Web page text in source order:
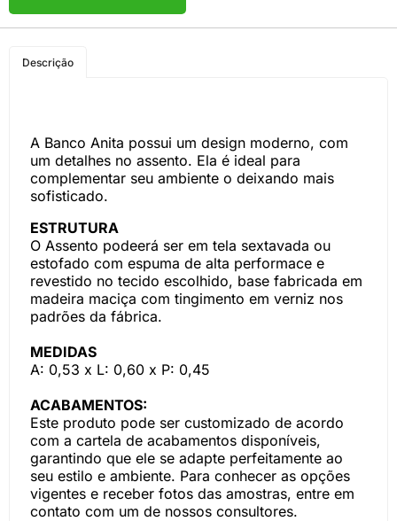
Descrição
A Banco Anita possui um design moderno, com
um detalhes no assento. Ela é ideal para
complementar seu ambiente o deixando mais
sofisticado.
ESTRUTURA
O Assento podeerá ser em tela sextavada ou
estofado com espuma de alta performace e
revestido no tecido escolhido, base fabricada em
madeira maciça com tingimento em verniz nos
padrões da fábrica.
MEDIDAS
A: 0,53 x L: 0,60 x P: 0,45
ACABAMENTOS:
Este produto pode ser customizado de acordo
com a cartela de acabamentos disponíveis,
garantindo que ele se adapte perfeitamente ao
seu estilo e ambiente. Para conhecer as opções
vigentes e receber fotos das amostras, entre em
contato com um de nossos consultores.